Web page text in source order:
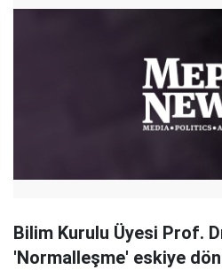
Bilim Kurulu Üyesi Prof.
'Normalleşme' eskiye